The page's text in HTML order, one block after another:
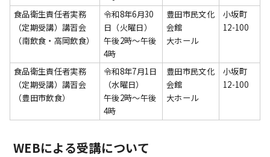
食品衛生責任者実務
（定期受講）講習会
（南飲食・高岡飲食）
令和8年6月30
日（火曜日）
午後2時～午後
4時
豊田市民文化
会館
大ホール
小坂町
12-100
食品衛生責任者実務
（定期受講）講習会
（豊田市飲食）
令和8年7月1日
（水曜日）
午後2時～午後
4時
豊田市民文化
会館
大ホール
小坂町
12-100
WEBによる受講について